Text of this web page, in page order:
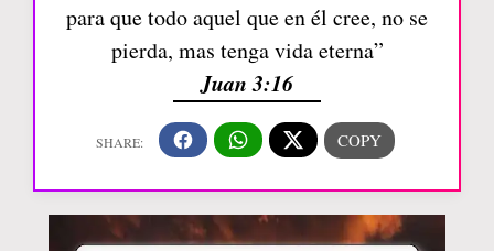
para que todo aquel que en él cree, no se
pierda, mas tenga vida eterna”
Juan 3:16